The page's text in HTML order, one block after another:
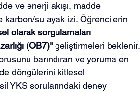
ve enerji akışı, madde
su ayak izi. Öğrencilerin
olarak sorgulamaları
(OB7)" geliştirmeleri beklenir.
barındıran ve yoruma en
döngülerini kitlesel
YKS sorularındaki deney